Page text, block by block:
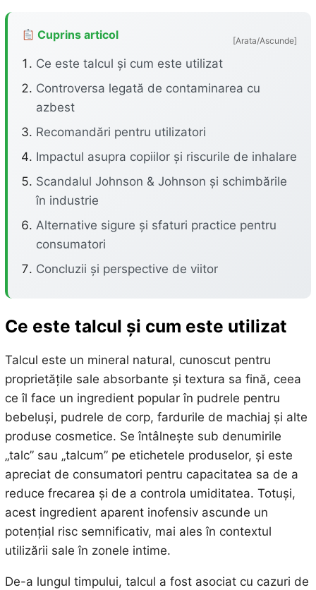
Cuprins articol [Arata/Ascunde]
Ce este talcul și cum este utilizat
Controversa legată de contaminarea cu
azbest
Recomandări pentru utilizatori
Impactul asupra copiilor și riscurile de inhalare
Scandalul Johnson & Johnson și schimbările
în industrie
Alternative sigure și sfaturi practice pentru
consumatori
Concluzii și perspective de viitor
Ce este talcul și cum este utilizat
Talcul este un mineral natural, cunoscut pentru
proprietățile sale absorbante și textura sa fină, ceea
ce îl face un ingredient popular în pudrele pentru
bebeluși, pudrele de corp, fardurile de machiaj și alte
produse cosmetice. Se întâlnește sub denumirile
„talc” sau „talcum” pe etichetele produselor, și este
apreciat de consumatori pentru capacitatea sa de a
reduce frecarea și de a controla umiditatea. Totuși,
acest ingredient aparent inofensiv ascunde un
potențial risc semnificativ, mai ales în contextul
utilizării sale în zonele intime.
De-a lungul timpului, talcul a fost asociat cu cazuri de